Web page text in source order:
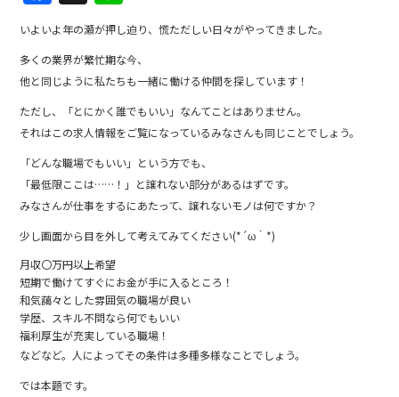
a
c
e
b
o
o
k
n
e
いよいよ年の瀬が押し迫り、慌ただしい日々がやってきました。
多くの業界が繁忙期な今、
他と同じように私たちも一緒に働ける仲間を探しています！
ただし、「とにかく誰でもいい」なんてことはありません。
それはこの求人情報をご覧になっているみなさんも同じことでしょう。
「どんな職場でもいい」という方でも、
「最低限ここは……！」と譲れない部分があるはずです。
みなさんが仕事をするにあたって、譲れないモノは何ですか？
少し画面から目を外して考えてみてください(*´ω｀*)
月収〇万円以上希望
短期で働けてすぐにお金が手に入るところ！
和気藹々とした雰囲気の職場が良い
学歴、スキル不問なら何でもいい
福利厚生が充実している職場！
などなど。人によってその条件は多種多様なことでしょう。
では本題です。